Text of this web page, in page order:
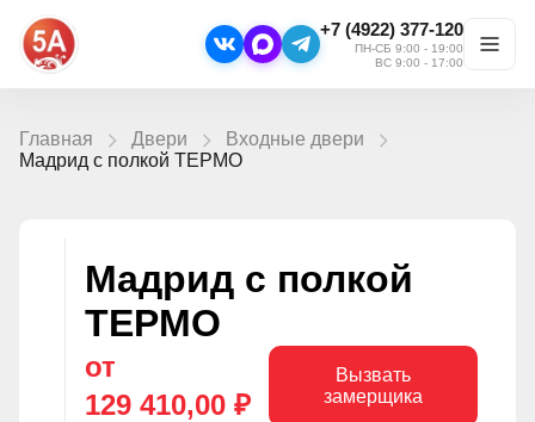
+7 (4922) 377-120
ПН-СБ 9:00 - 19:00
ВС 9:00 - 17:00
Главная Двери
Входные двери
Мадрид с полкой ТЕРМО
Мадрид с полкой
ТЕРМО
от
129 410,00 ₽
Вызвать
замерщика